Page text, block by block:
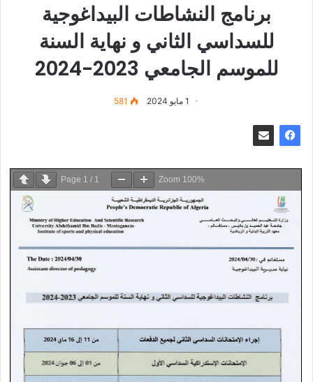
برنامج النشاطات البيداغوجية
للسداسي الثاني و نهاية السنة
للموسم الجامعي 2023-2024‎
1 مايو 2024 581
Page 1 / 1 Zoom 100%